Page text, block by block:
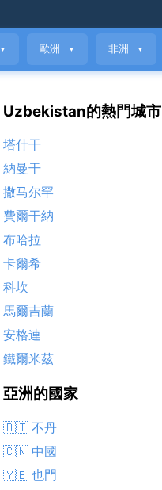
▼ 歐洲 ▼ 非洲 ▼
Uzbekistan的熱門城市
塔什干
納曼干
撒马尔罕
費爾干納
布哈拉
卡爾希
科坎
馬爾吉蘭
安格連
鐵爾米茲
亞洲的國家
🇧🇹 不丹
🇨🇳 中國
🇾🇪 也門